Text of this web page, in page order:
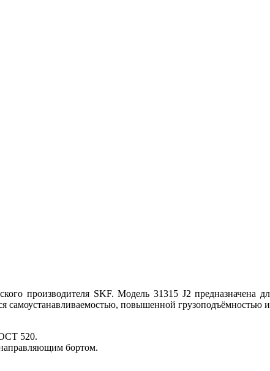
производителя SKF. Модель 31315 J2 предназначена
самоустанавливаемостью, повышенной
520.
бортом.